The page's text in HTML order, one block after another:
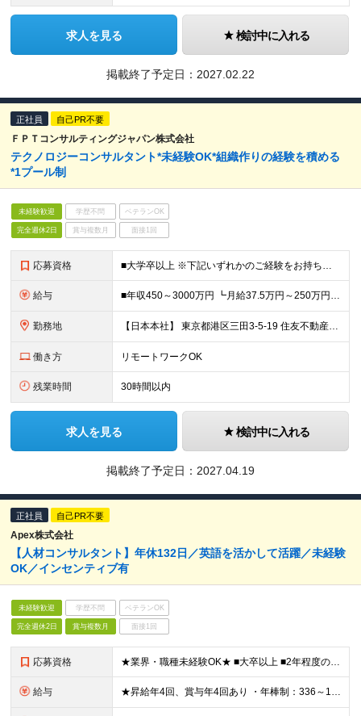
求人を見る 検討中に入れる
掲載終了予定日： 2027.02.22
正社員 自己PR不要
ＦＰＴコンサルティングジャパン株式会社
テクノロジーコンサルタント*未経験OK*組織作りの経験を積める
*1プール制
未経験歓迎 学歴不問 ベテランOK
完全週休2日 賞与複数月 面接1回
応募資格 ■大学卒以上 ※下記いずれかのご経験をお持ちの方(2年程度) ■インフラエンジニアとしての実務経験 ┗オンプレでのネットワーク、サーバ、メインフレーム ■クラウド構築経験（AWS、GCPなど） ■アプ
給与 ■年収450～3000万円 ┗月給37.5万円～250万円 ※希望・ご経験・スキルに応じて決定します ※試用期間6ヶ月/雇用形態・給与・待遇に差異はありません ※上記給与に月40時間分の固定残業代(1
勤務地 【日本本社】 東京都港区三田3-5-19 住友不動産東京三田ガーデンタワー33階 またはFPTジャパングループ各支店又は顧客先 ※転勤はありません
働き方 リモートワークOK
残業時間 30時間以内
求人を見る 検討中に入れる
掲載終了予定日： 2027.04.19
正社員 自己PR不要
Apex株式会社
【人材コンサルタント】年休132日／英語を活かして活躍／未経験
OK／インセンティブ有
未経験歓迎 学歴不問 ベテランOK
完全週休2日 賞与複数月 面接1回
応募資格 ★業界・職種未経験OK★ ■大卒以上 ■2年程度の社会人経験 ■営業職、販売職などの顧客折衝経験 ■ビジネスレベルの英語力をお持ちの方 ■母国語レベルの日本語力
給与 ★昇給年4回、賞与年4回あり ・年棒制：336～1200万円＜16分割して給与支給＞ （想定月給：28～100万円） ※上記にはベース給(オファー時の年収により変動)、コミッション(賞与)、固定残